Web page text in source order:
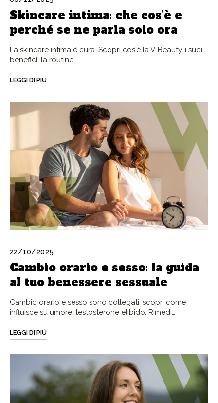
Skincare intima: che cos’è e
perché se ne parla solo ora
La skincare intima è cura. Scopri cos'è la V-Beauty, i suoi
benefici, la routine…
LEGGI DI PIÙ
22/10/2025
Cambio orario e sesso: la guida
al tuo benessere sessuale
Cambio orario e sesso sono collegati: scopri come
influisce su umore, testosterone elibido. Rimedi…
LEGGI DI PIÙ